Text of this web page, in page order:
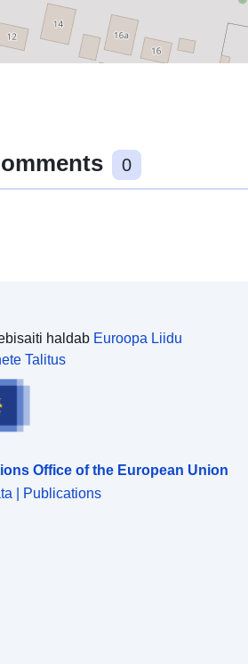
0
haldab Euroopa Liidu
Talitus
Office of the European Union
| Publications